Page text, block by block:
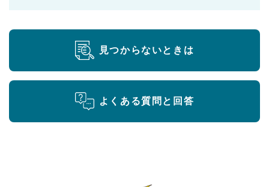
見つからないときは
よくある質問と回答